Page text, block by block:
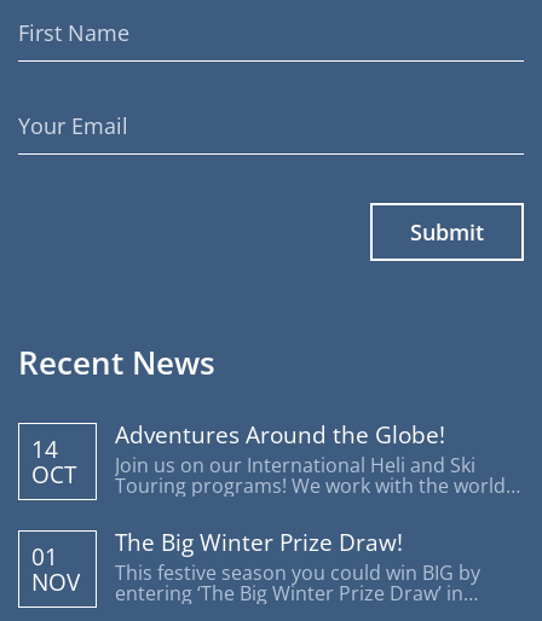
First
Name
Address
Recent News
14
OCT
Adventures Around the Globe!
Join us on our International Heli and Ski
Touring programs! We work with the world's
around the globe.
01
NOV
The Big Winter Prize Draw!
This festive season you could win BIG by
entering ‘The Big Winter Prize Draw’ in